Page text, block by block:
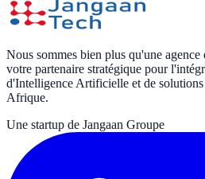
Nous sommes bien plus qu'une agence
votre partenaire stratégique pour
d'Intelligence Artificielle et de solutions
Afrique.
Une startup de Jangaan Groupe